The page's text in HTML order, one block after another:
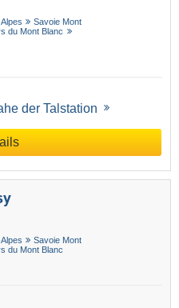
Savoie Mont
du Mont Blanc
der Talstation
Savoie Mont
du Mont Blanc